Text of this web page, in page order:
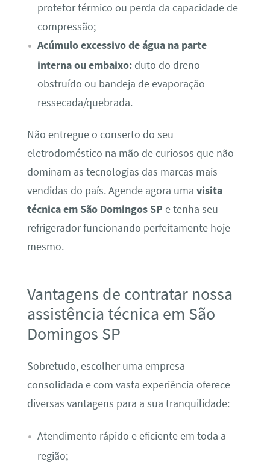
protetor térmico ou perda da capacidade de
compressão;
Acúmulo excessivo de água na parte
interna ou embaixo:duto do dreno
obstruído ou bandeja de evaporação
ressecada/quebrada.
Não entregue o conserto do seu
eletrodoméstico na mão de curiosos que não
dominam as tecnologias das marcas mais
vendidas do país. Agende agora uma visita
técnica em São Domingos SP e tenha seu
refrigerador funcionando perfeitamente hoje
mesmo.
Vantagens de contratar nossa
assistência técnica em São
Domingos SP
Sobretudo, escolher uma empresa
consolidada e com vasta experiência oferece
diversas vantagens para a sua tranquilidade:
Atendimento rápido e eficiente em toda a
região;